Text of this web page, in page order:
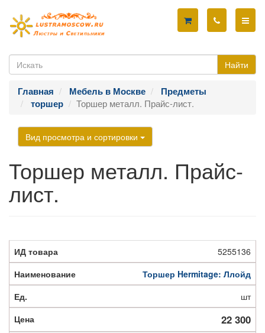
Найти
Главная Мебель в Москве
Предметы
торшер
Торшер металл. Прайс-лист.
Вид просмотра и сортировки
Торшер металл. Прайс-
лист.
5255136
Торшер Hermitage: Ллойд
шт
22 300